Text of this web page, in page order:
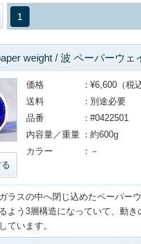
1
weight / 波 ペーパーウェ
価格
¥6,600（税込
送料
別途必要
品番
#0422501
内容量／重量
約600g
カラー
－
ラスの中へ閉じ込めたペーパー
よう3層構造になっていて、動き
ています。